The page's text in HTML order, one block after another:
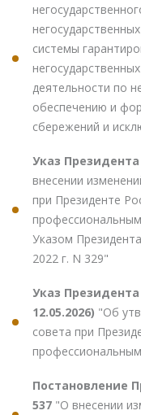
системы
деятельности по
обеспечению и
сбережений и
Указ Президента
внесении
при Президенте
Указом
2022 г. N 329"
Указ Президента
12.05.2026) "Об
совета при
Постановление
537 "О внесении